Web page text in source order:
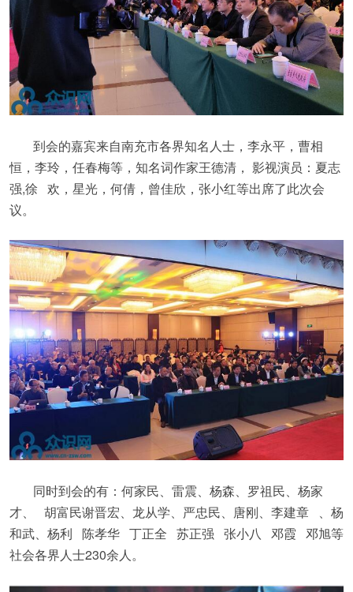
到会的嘉宾来自南充市各界知名人士，李永平，曹相
恒，李玲，任春梅等，知名词作家王德清， 影视演员：夏志
强,徐 欢，星光，何倩，曾佳欣，张小红等出席了此次会
议。
同时到会的有：何家民、雷震、杨森、罗祖民、杨家
才、 胡富民谢晋宏、龙从学、严忠民、唐刚、李建章 、杨
和武、杨利 陈孝华 丁正全 苏正强 张小八 邓霞 邓旭等
社会各界人士230余人。